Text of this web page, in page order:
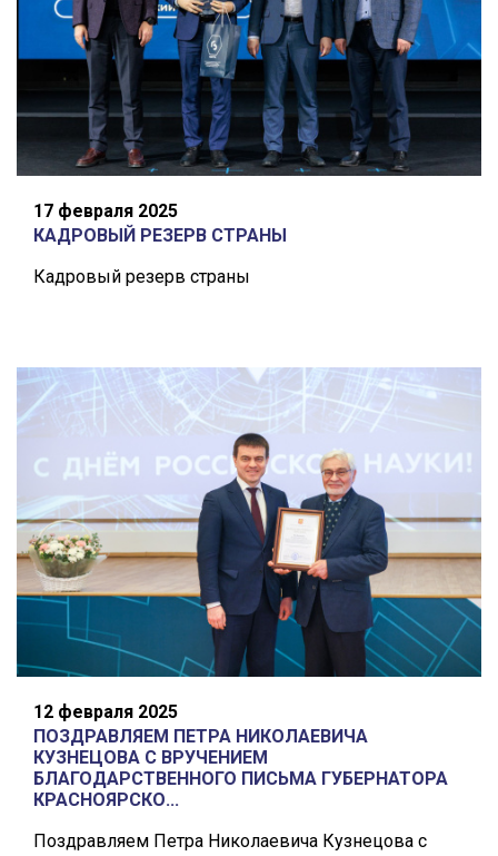
17 февраля 2025
КАДРОВЫЙ РЕЗЕРВ СТРАНЫ
Кадровый резерв страны
12 февраля 2025
ПОЗДРАВЛЯЕМ ПЕТРА НИКОЛАЕВИЧА
КУЗНЕЦОВА С ВРУЧЕНИЕМ
БЛАГОДАРСТВЕННОГО ПИСЬМА ГУБЕРНАТОРА
КРАСНОЯРСКО...
Поздравляем Петра Николаевича Кузнецова с